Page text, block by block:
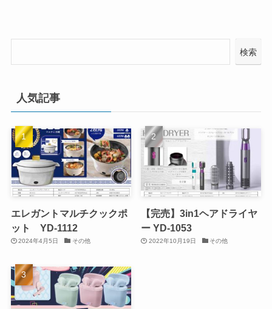
検索
人気記事
エレガントマルチクックポ
ット YD-1112
2024年4月5日 その他
【完売】3in1ヘアドライヤ
ー YD-1053
2022年10月19日 その他